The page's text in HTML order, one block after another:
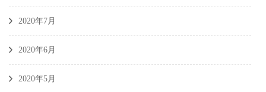
2020年7月
2020年6月
2020年5月